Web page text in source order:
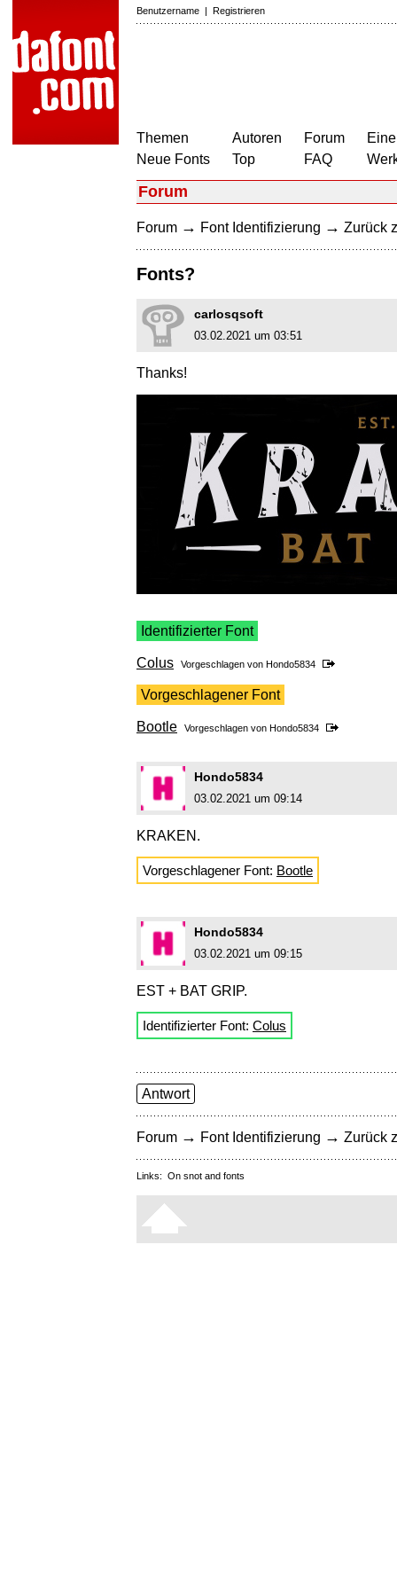
Benutzername | Registrieren
Themen
Neue Fonts
Autoren
Top
Forum
FAQ
Forum
Forum → Font Identifizierung → Zurück
Fonts?
carlosqsoft
03.02.2021 um 03:51
Thanks!
Identifizierter Font
Colus Vorgeschlagen von Hondo5834
Vorgeschlagener Font
Bootle Vorgeschlagen von Hondo5834
Hondo5834
03.02.2021 um 09:14
KRAKEN.
Vorgeschlagener Font: Bootle
Hondo5834
03.02.2021 um 09:15
EST + BAT GRIP.
Identifizierter Font: Colus
Antwort
Forum → Font Identifizierung → Zurück
Links: On snot and fonts